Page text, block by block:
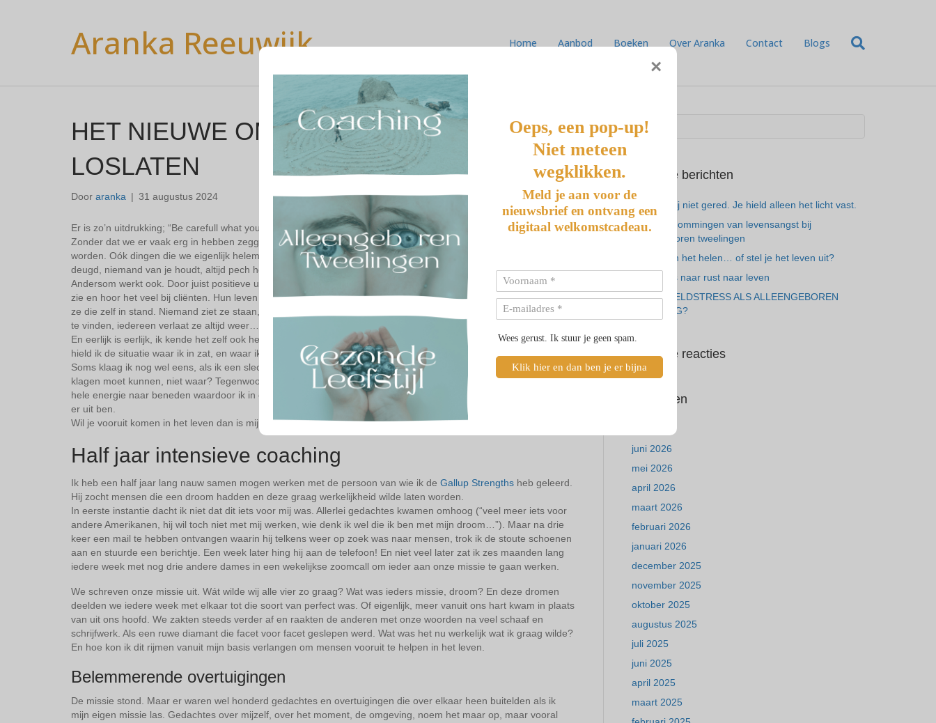
Aranka Reeuwijk Home Aanbod Boeken Over Aranka Contact Blogs
HET NIEUWE OMARMEN IS HET OUDE
LOSLATEN
Door aranka | 31 augustus 2024
Er is zo’n uitdrukking; “Be carefull what you wish for”.
Zonder dat we er vaak erg in hebben zeggen we bepaalde dingen hardop waarna ze op een dag waarheid
worden. Oók dingen die we eigenlijk helemaal niet willen! Want, zeg je maar vaak genoeg tegen jezelf dat je niet
deugd, niemand van je houdt, altijd pech hebt…. dan krijg je ook wat je zegt.
Andersom werkt ook. Door juist positieve uitspraken creëer je de gelegenheid voor meer positiviteit in je leven. Ik
zie en hoor het veel bij cliënten. Hun leven zit vol tegenslag en zonder dat ze het vaak in de gaten hebben houden
ze die zelf in stand. Niemand ziet ze staan, niemand lijkt van ze te houden, het lukt maar niet om de juiste partner
te vinden, iedereen verlaat ze altijd weer…. (herkenbaar?)
En eerlijk is eerlijk, ik kende het zelf ook heel goed. Ik was hier kampioen in. En zonder dat ik het dus zelf door had
hield ik de situatie waar ik in zat, en waar ik zo graag uitwilde, in stand.
Soms klaag ik nog wel eens, als ik een slechte dag heb. Klagen is veel makkelijker dan positief zijn. Een dagje
klagen moet kunnen, niet waar? Tegenwoordig merk ik echter dat het helemaal niet meer fijn is. Het haalt mijn
hele energie naar beneden waardoor ik in een negatieve spiraal kom. Eentje waarvan ik nou juist zo blij ben dat ik
er uit ben.
Wil je vooruit komen in het leven dan is mijn ervaring dat positief denken absoluut zeer helpend is hierbij.
Half jaar intensieve coaching
Ik heb een half jaar lang nauw samen mogen werken met de persoon van wie ik de Gallup Strengths heb geleerd.
Hij zocht mensen die een droom hadden en deze graag werkelijkheid wilde laten worden.
In eerste instantie dacht ik niet dat dit iets voor mij was. Allerlei gedachtes kwamen omhoog (“veel meer iets voor
andere Amerikanen, hij wil toch niet met mij werken, wie denk ik wel die ik ben met mijn droom…”). Maar na drie
keer een mail te hebben ontvangen waarin hij telkens weer op zoek was naar mensen, trok ik de stoute schoenen
aan en stuurde een berichtje. Een week later hing hij aan de telefoon! En niet veel later zat ik zes maanden lang
iedere week met nog drie andere dames in een wekelijkse zoomcall om ieder aan onze missie te gaan werken.
We schreven onze missie uit. Wát wilde wij alle vier zo graag? Wat was ieders missie, droom? En deze dromen
deelden we iedere week met elkaar tot die soort van perfect was. Of eigenlijk, meer vanuit ons hart kwam in plaats
van uit ons hoofd. We zakten steeds verder af en raakten de anderen met onze woorden na veel schaaf en
schrijfwerk. Als een ruwe diamant die facet voor facet geslepen werd. Wat was het nu werkelijk wat ik graag wilde?
En hoe kon ik dit rijmen vanuit mijn basis verlangen om mensen vooruit te helpen in het leven.
Belemmerende overtuigingen
De missie stond. Maar er waren wel honderd gedachtes en overtuigingen die over elkaar heen buitelden als ik
mijn eigen missie las. Gedachtes over mijzelf, over het moment, de omgeving, noem het maar op, maar vooral
Recente berichten
Je hebt mij niet gered. Je hield alleen het licht vast.
De 7 vermommingen van levensangst bij
alleengeboren tweelingen
Ben je aan het helen… of stel je het leven uit?
Van gemis naar rust naar leven
ALTIJD GELDSTRESS ALS ALLEENGEBOREN
TWEELING?
Recente reacties
Archieven
juni 2026
mei 2026
april 2026
maart 2026
februari 2026
januari 2026
december 2025
november 2025
oktober 2025
augustus 2025
juli 2025
juni 2025
april 2025
maart 2025
×
Oeps, een pop-up!
Niet meteen
wegklikken.
Meld je aan voor de
nieuwsbrief en ontvang een
digitaal welkomstcadeau.
Wees gerust. Ik stuur je geen spam.
Klik hier en dan ben je er bijna